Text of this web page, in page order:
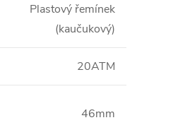
Plastový řemínek
(kaučukový)
20ATM
46mm